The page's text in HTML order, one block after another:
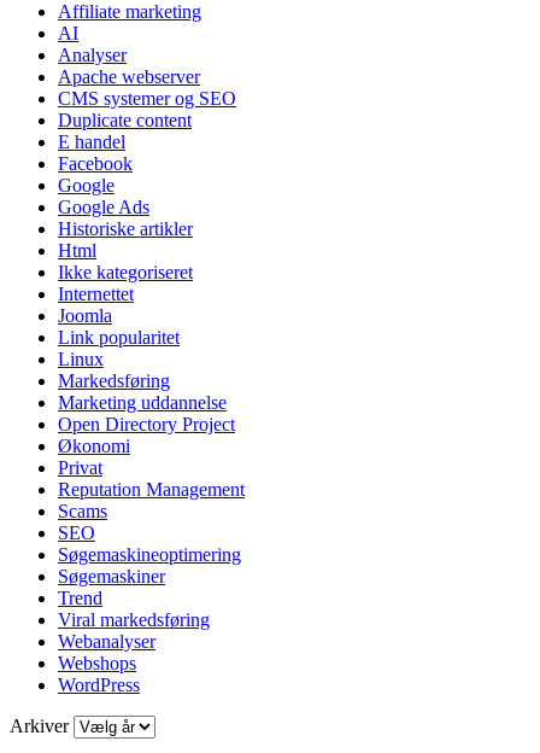
Affiliate marketing
AI
Analyser
Apache webserver
CMS systemer og SEO
Duplicate content
E handel
Facebook
Google
Google Ads
Historiske artikler
Html
Ikke kategoriseret
Internettet
Joomla
Link popularitet
Linux
Markedsføring
Marketing uddannelse
Open Directory Project
Økonomi
Privat
Reputation Management
Scams
SEO
Søgemaskineoptimering
Søgemaskiner
Trend
Viral markedsføring
Webanalyser
Webshops
WordPress
Arkiver